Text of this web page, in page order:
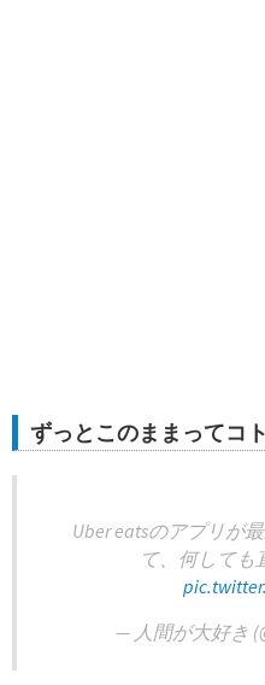
ずっとこのままってコ
Uber eatsのアプリが
て、何しても
— 人間が大好き